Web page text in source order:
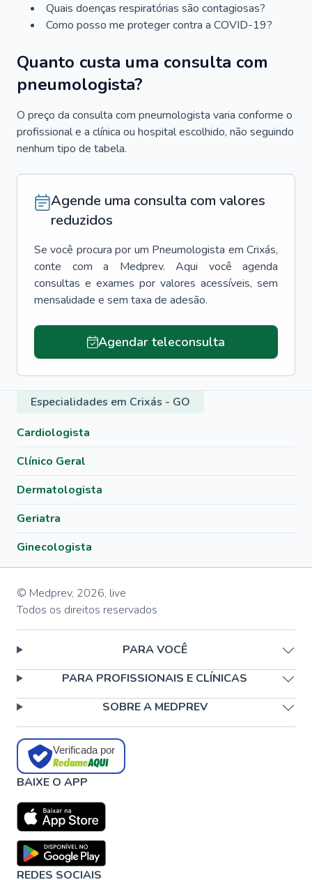
Quais doenças respiratórias são contagiosas?
Como posso me proteger contra a COVID-19?
Quanto custa uma consulta com
pneumologista?
O preço da consulta com pneumologista varia conforme o
profissional e a clínica ou hospital escolhido, não seguindo
nenhum tipo de tabela.
Agende uma consulta com valores
reduzidos
Se você procura por um Pneumologista em Crixás,
conte com a Medprev. Aqui você agenda
consultas e exames por valores acessíveis, sem
mensalidade e sem taxa de adesão.
Agendar teleconsulta
Especialidades em Crixás - GO
Cardiologista
Clínico Geral
Dermatologista
Geriatra
Ginecologista
© Medprev, 2026, live
Todos os direitos reservados
PARA VOCÊ
PARA PROFISSIONAIS E CLÍNICAS
SOBRE A MEDPREV
Verificada por
BAIXE O APP
REDES SOCIAIS